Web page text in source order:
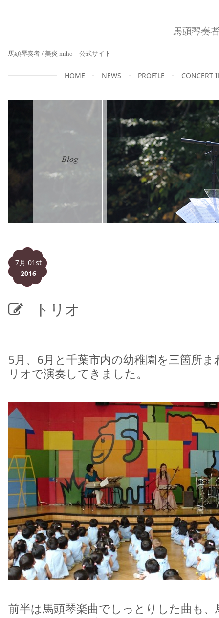
馬頭琴奏者 / 美炎 miho 公式サイト
HOME NEWS PROFILE CONCERT
7月 01st
2016
トリオ
5月、6月と千葉市内の幼稚園を三箇所
リオで演奏してきました。
前半は馬頭琴楽曲でしっとりした曲も